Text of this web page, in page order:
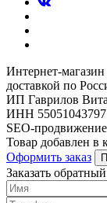
Интернет-
доставкой по
ИП Гаврилов
ИНН
SEO-
Товар добавлен в
Оформить заказ
Заказать